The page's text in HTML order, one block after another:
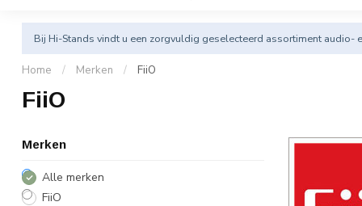
Bij Hi-Stands vindt u een zorgvuldig geselecteerd assortiment audio-
Home / Merken / FiiO
FiiO
Merken
Alle merken
FiiO